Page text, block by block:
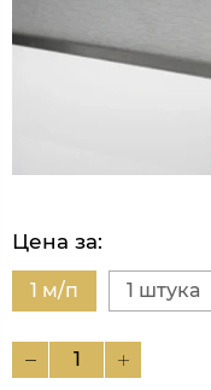
Цена за:
1 м/п 1 штука